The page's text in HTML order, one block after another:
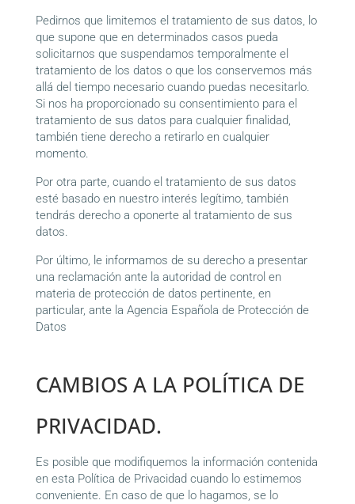
Pedirnos que limitemos el tratamiento de sus datos, lo
que supone que en determinados casos pueda
solicitarnos que suspendamos temporalmente el
tratamiento de los datos o que los conservemos más
allá del tiempo necesario cuando puedas necesitarlo.
Si nos ha proporcionado su consentimiento para el
tratamiento de sus datos para cualquier finalidad,
también tiene derecho a retirarlo en cualquier
momento.
Por otra parte, cuando el tratamiento de sus datos
esté basado en nuestro interés legítimo, también
tendrás derecho a oponerte al tratamiento de sus
datos.
Por último, le informamos de su derecho a presentar
una reclamación ante la autoridad de control en
materia de protección de datos pertinente, en
particular, ante la Agencia Española de Protección de
Datos
CAMBIOS A LA POLÍTICA DE
PRIVACIDAD.
Es posible que modifiquemos la información contenida
en esta Política de Privacidad cuando lo estimemos
conveniente. En caso de que lo hagamos, se lo